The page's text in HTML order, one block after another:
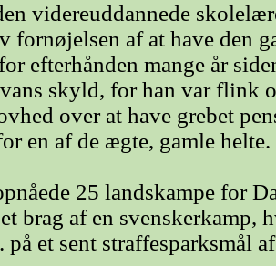
videreuddannede
fornøjelsen af at have den
efterhånden mange år
skyld, for han var flink
over at have grebet
en af de ægte, gamle helte.
25 landskampe for
brag af en svenskerkamp,
på et sent straffesparksmål